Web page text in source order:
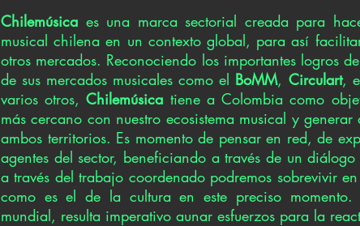
Chilemúsica es una marca sectorial creada para
musical chilena en un contexto global, para así
otros mercados. Reconociendo los importantes logros
de sus mercados musicales como el BoMM, Circulart,
varios otros, Chilemúsica tiene a Colombia como
más cercano con nuestro ecosistema musical y
ambos territorios. Es momento de pensar en red, de
agentes del sector, beneficiando a través de un
a través del trabajo coordenado podremos sobrevivir
como es el de la cultura en este preciso
mundial, resulta imperativo aunar esfuerzos para la